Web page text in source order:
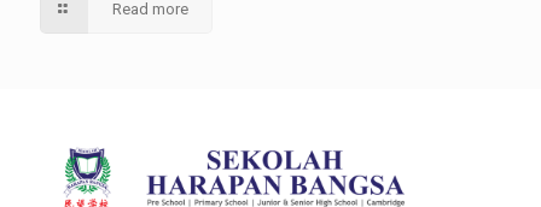
Read more